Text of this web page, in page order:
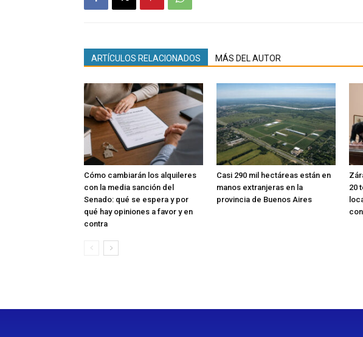
ARTÍCULOS RELACIONADOS MÁS DEL AUTOR
Cómo cambiarán los alquileres
con la media sanción del
Senado: qué se espera y por
qué hay opiniones a favor y en
contra
Casi 290 mil hectáreas están en
manos extranjeras en la
provincia de Buenos Aires
20